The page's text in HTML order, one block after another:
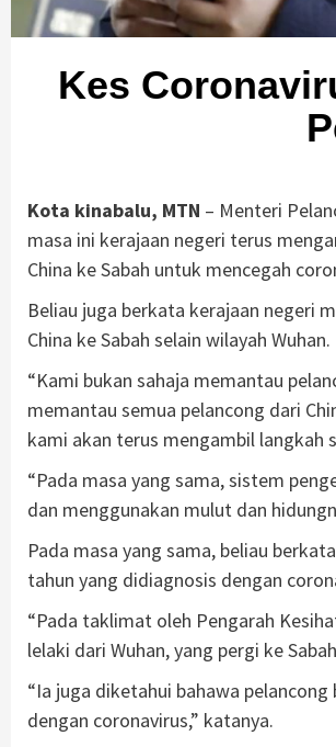
Kes
Kota kinabalu, MTN – Menteri
masa ini kerajaan negeri terus
China ke Sabah untuk mencegah
Beliau juga berkata kerajaan negeri
China ke Sabah selain wilayah Wuhan.
“Kami bukan sahaja memantau
memantau semua pelancong dari
kami akan terus mengambil langkah
“Pada masa yang sama, sistem
dan menggunakan mulut dan
Pada masa yang sama, beliau
tahun yang didiagnosis dengan
“Pada taklimat oleh Pengarah
lelaki dari Wuhan, yang pergi ke
“Ia juga diketahui bahawa
dengan coronavirus,” katanya.